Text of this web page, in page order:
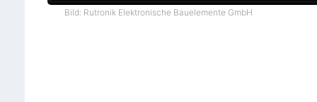
Bild: Rutronik Elektronische Bauelemente GmbH